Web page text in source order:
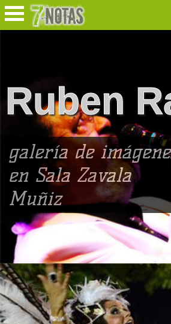
Ruben
galería de
en Sala Zavala
Muñiz